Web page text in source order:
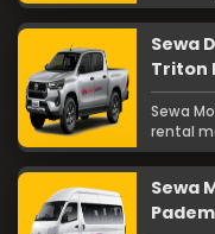
Sewa
Triton
Sewa
rental
Sewa